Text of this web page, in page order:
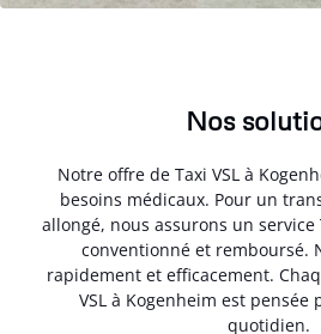
Nos
Notre offre de Taxi VSL à
besoins médicaux. Pour un
allongé, nous assurons un service
conventionné et remboursé.
rapidement et efficacement.
VSL à Kogenheim est
quotidien.